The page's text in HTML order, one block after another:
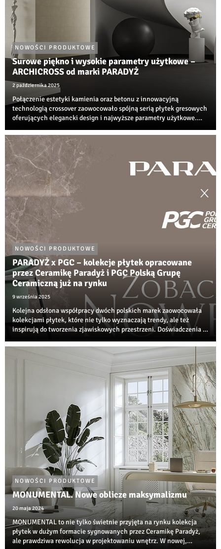
NOWOŚCI PRODUKTOWE
Surowe piękno i wysokie parametry użytkowe –
ARCHICROSS od marki PARADYŻ
2 października 2025
Połączenie estetyki kamienia oraz betonu z innowacyjną
technologią crossover zaowocowało spójną serią płytek gresowych
oferujących elegancki design i najwyższe parametry użytkowe.
neutralnych przestrzeni jest już ...
NOWOŚCI PRODUKTOWE
PARADYŻ x PGC – kolekcje płytek opracowane
przez Ceramikę Paradyż i PGC Polską Grupę
Ceramiczną już na rynku
9 września 2025
Kolejna odsłona współpracy dwóch polskich marek zaowocowała
kolekcjami płytek, które nie tylko wyznaczają trendy, ale też
inspirują do tworzenia zjawiskowych przestrzeni. Doświadczenia i
Ceramicznej przyniosły proje...
NOWOŚCI PRODUKTOWE
MONUMENTAL. Nowe oblicze maksymalizmu
20 maja 2024
MONUMENTAL to nie tylko świetnie przyjęta na rynku kolekcja
płytek w dużym formacie sygnowanych przez Ceramikę Paradyż,
ale prawdziwa rewolucja w projektowaniu wnętrz. W nowej,